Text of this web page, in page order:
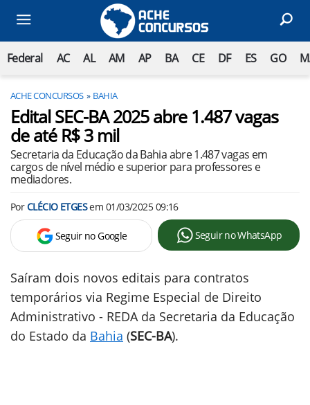
Federal AC AL AM AP BA CE DF ES GO
ACHE CONCURSOS BAHIA
Edital SEC-BA 2025 abre 1.487 vagas
de até R$ 3 mil
Secretaria da Educação da Bahia abre 1.487 vagas em
cargos de nível médio e superior para professores e
mediadores.
PorCLÉCIO ETGESem 01/03/2025 09:16
Seguir no Google Seguir no WhatsApp
Saíram dois novos editais para contratos
temporários via Regime Especial de Direito
Administrativo - REDA da Secretaria da Educação
do Estado da Bahia (SEC-BA).